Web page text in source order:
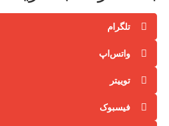
تلگرام
واتس‌اپ
توییتر
فیسبوک